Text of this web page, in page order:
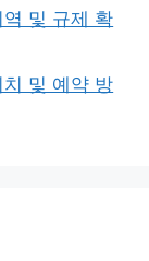
및 규제 확
및 예약 방